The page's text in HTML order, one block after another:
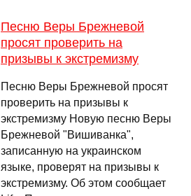
Песню Веры Брежневой
просят проверить на
призывы к экстремизму
Песню Веры Брежневой просят
проверить на призывы к
экстремизму Новую песню Веры
Брежневой "Вишиванка",
записанную на украинском
языке, проверят на призывы к
экстремизму. Об этом сообщает